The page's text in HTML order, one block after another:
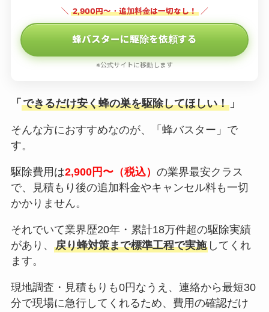
＼ 2,900円〜・追加料金は一切なし！ ／
蜂バスターに駆除を依頼する
※公式サイトに移動します
「 できるだけ安く蜂の巣を駆除してほしい！」
そんな方におすすめなのが、「蜂バスター」で
す。
駆除費用は2,900円〜（税込） の業界最安クラス
で、見積もり後の追加料金やキャンセル料も一切
かかりません。
それでいて業界歴20年・累計18万件超の駆除実績
があり、 戻り蜂対策まで標準工程で実施してくれ
ます。
現地調査・見積もりも0円なうえ、連絡から最短30
分で現場に急行してくれるため、費用の確認だけ